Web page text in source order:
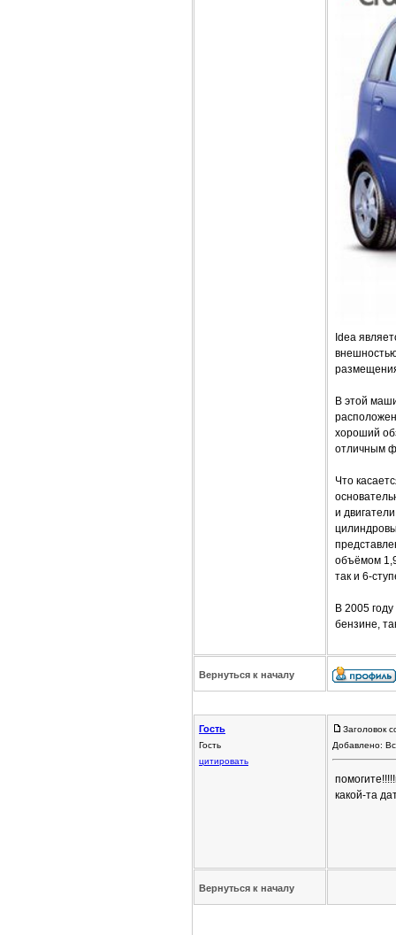
Idea
В этой
хороший
отличным
Что
и
объёмом
так и 6-
В 2005
бензине,
Вернуться к началу
Гость
Гость
цитировать
Заголовок
Добавлено:
какой-та
Вернуться к началу